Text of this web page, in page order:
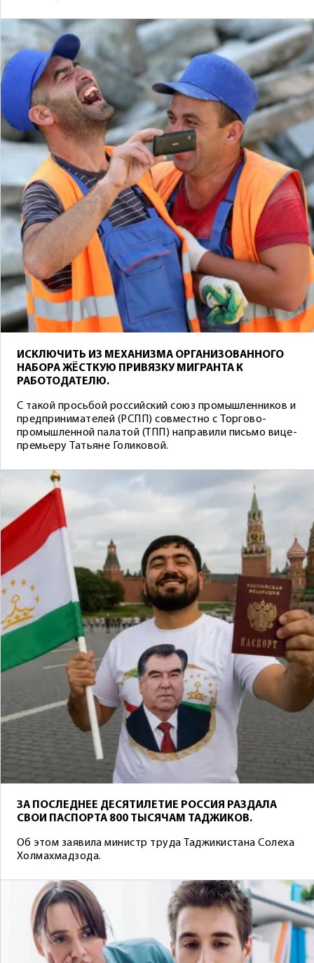
ИСКЛЮЧИТЬ ИЗ МЕХАНИЗМА ОРГАНИЗОВАННОГО
НАБОРА ЖЁСТКУЮ ПРИВЯЗКУ МИГРАНТА К
РАБОТОДАТЕЛЮ.
С такой просьбой российский союз промышленников и
предпринимателей (РСПП) совместно с Торгово-
промышленной палатой (ТПП) направили письмо вице-
премьеру Татьяне Голиковой.
ЗА ПОСЛЕДНЕЕ ДЕСЯТИЛЕТИЕ РОССИЯ РАЗДАЛА
СВОИ ПАСПОРТА 800 ТЫСЯЧАМ ТАДЖИКОВ.
Об этом заявила министр труда Таджикистана Солеха
Холмахмадзода.